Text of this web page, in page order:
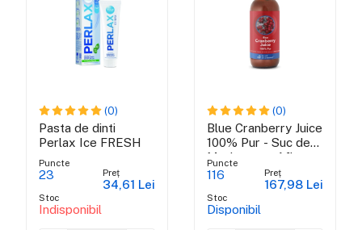
(0)
Pasta de dinti
Perlax Ice FRESH
Puncte
23
Stoc
Indisponibil
Preț
34,61 Lei
(0)
Blue Cranberry Juice
100% Pur - Suc de
Merisoare - Afin
American 100% Pur
Certificat Organic
Bio
Puncte
116
Stoc
Disponibil
Preț
167,98 Lei